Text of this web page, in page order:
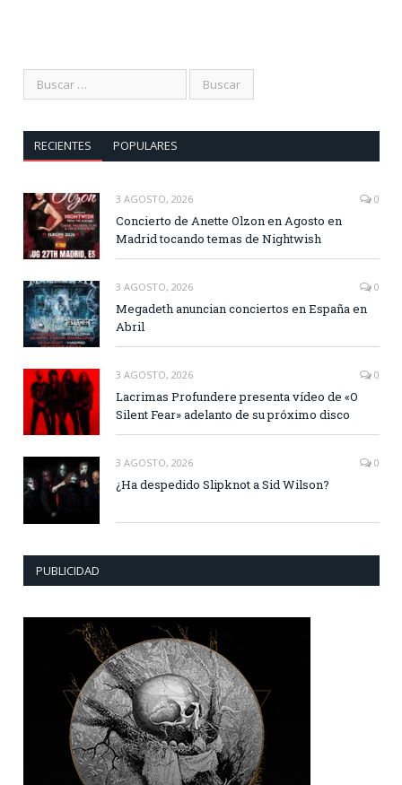
RECIENTES POPULARES
3 AGOSTO, 2026 0
Concierto de Anette Olzon en Agosto en
Madrid tocando temas de Nightwish
3 AGOSTO, 2026 0
Megadeth anuncian conciertos en España en
Abril
3 AGOSTO, 2026 0
Lacrimas Profundere presenta vídeo de «O
Silent Fear» adelanto de su próximo disco
3 AGOSTO, 2026 0
¿Ha despedido Slipknot a Sid Wilson?
PUBLICIDAD